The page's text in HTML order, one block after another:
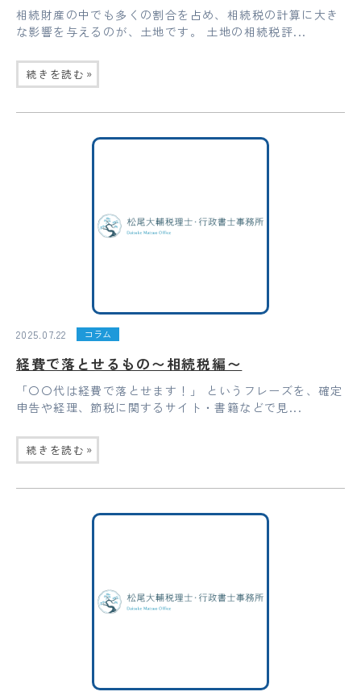
相続財産の中でも多くの割合を占め、相続税の計算に大き
な影響を与えるのが、土地です。 土地の相続税評...
続きを読む »
2025.07.22 コラム
経費で落とせるもの〜相続税編〜
「〇〇代は経費で落とせます！」 というフレーズを、確定
申告や経理、節税に関するサイト・書籍などで見...
続きを読む »